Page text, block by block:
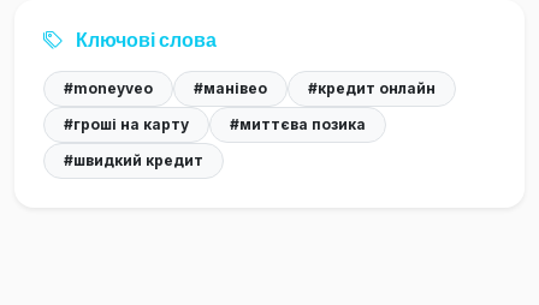
Ключові слова
#moneyveo #манівео
#кредит онлайн
#гроші на карту
#миттєва позика
#швидкий кредит